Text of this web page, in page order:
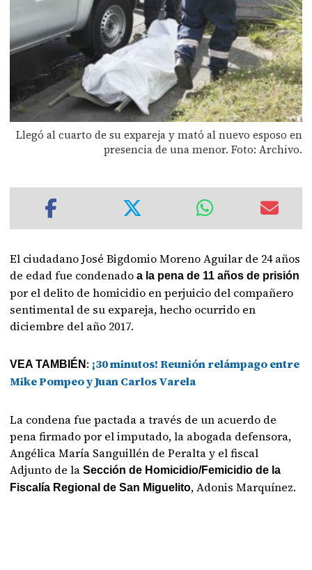
Llegó al cuarto de su expareja y mató al nuevo esposo en
presencia de una menor. Foto: Archivo.
El ciudadano José Bigdomio Moreno Aguilar de 24 años
de edad fue condenado a la pena de 11 años de prisión
por el delito de homicidio en perjuicio del compañero
sentimental de su expareja, hecho ocurrido en
diciembre del año 2017.
VEA TAMBIÉN : ¡30 minutos! Reunión relámpago entre
Mike Pompeo y Juan Carlos Varela
La condena fue pactada a través de un acuerdo de
pena firmado por el imputado, la abogada defensora,
Angélica María Sanguillén de Peralta y el fiscal
Adjunto de laSección de Homicidio/Femicidio de la
Fiscalía Regional de San Miguelito, Adonis Marquínez.